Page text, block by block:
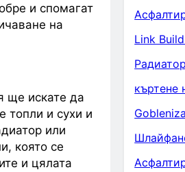
и спомагат
на
ще искате да
топли и сухи и
или
която се
и цялата
Link
къртене